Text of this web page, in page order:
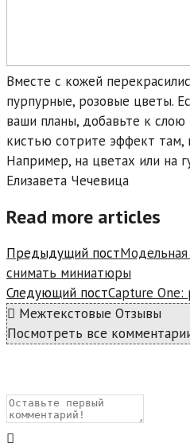
Вместе с кожей
пурпурные, розовые цветы.
ваши планы, добавьте к слою
кистью сотрите эффект там,
Например, на цветах или на
Елизавета Чечевица
Read more articles
Предыдущий пост
снимать миниатюры
Следующий постCapture One:
Межтекстовые Отзывы
Посмотреть все